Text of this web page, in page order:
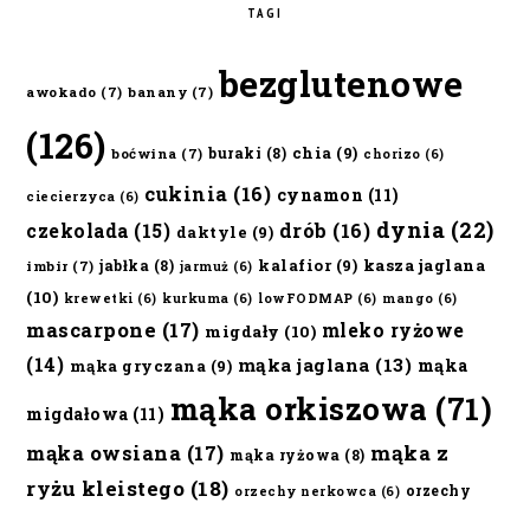
TAGI
awokado (7) banany (7) bezglutenowe
(126) boćwina (7) buraki (8) chia (9) chorizo (6)
ciecierzyca (6) cukinia (16) cynamon (11)
czekolada (15) daktyle (9) drób (16) dynia (22)
imbir (7) jabłka (8) jarmuż (6) kalafior(9) kasza jaglana
(10) krewetki (6) kurkuma (6) lowFODMAP (6) mango (6)
mascarpone (17) migdały (10) mleko ryżowe
(14) mąka gryczana (9) mąka jaglana (13) mąka
migdałowa (11) mąka orkiszowa (71)
mąka owsiana (17) mąka ryżowa (8) mąka z
ryżu kleistego (18) orzechy nerkowca (6) orzechy